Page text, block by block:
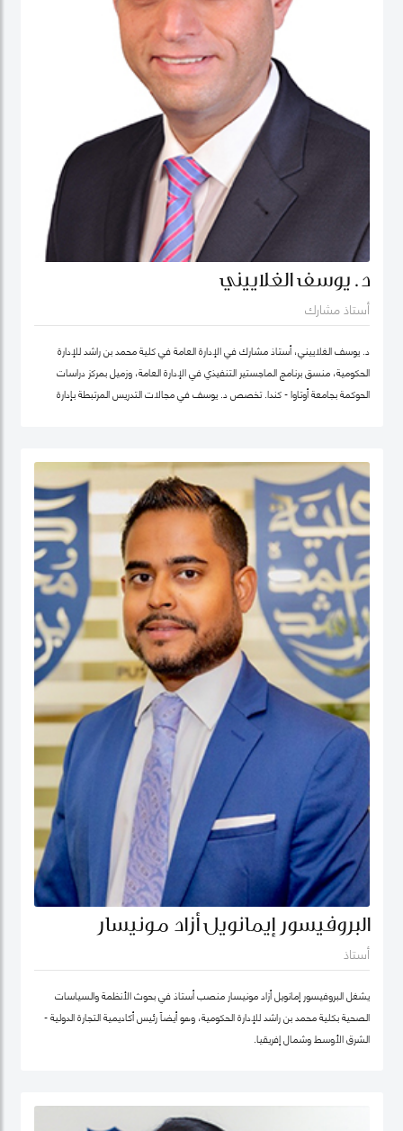
د. يوسف الغلاييني
أستاذ مشارك
د. يوسف الغلاييني، أستاذ مشارك في الإدارة العامة في كلية محمد بن راشد للإدارة
الحكومية، منسق برنامج الماجستير التنفيذي في الإدارة العامة، وزميل بمركز دراسات
الحوكمة بجامعة أوتاوا - كندا. تَخصص د. يوسف في مجالات التدريس المرتبطة بإدارة
العامة. قبل التحاقه بكلية محمد بن راشد للإدارة الحكومية، عمل الدكتور يوسف كأستاذ
مساعد وشغل منصب مدير برنامج إدارة الموارد البشرية في كلية إدارة الأعمال في الكلية
الأسترالية في دولة الكويت. قبل ذلك، عمل كمستشار للحكومة الاتحادية في كندا في عدد
من المشاريع المرتبطة بالتطوير المؤسسي و بناء القدرات التنظيمية حيث قام بتصميم
وتنفيذ العديد من برامج التدريب للحكومة الاتحادية بما في ذلك مجالات التفكير
الاستراتيجي والإدارة القائمة على النتائج تحت بند تنفيذ البرامج الحكومية والسياسات
العامة.
البروفيسور إيمانويل أزاد مونيسار
أستاذ
يشغل البروفيسور إمانويل أزاد مونيسار منصب أستاذ في بحوث الأنظمة والسياسات
الصحية بكلية محمد بن راشد للإدارة الحكومية، وهو أيضاً رئيس أكاديمية التجارة الدولية -
الشرق الأوسط وشمال إفريقيا.